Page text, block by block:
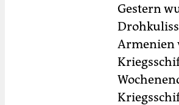
Gestern
Armenien